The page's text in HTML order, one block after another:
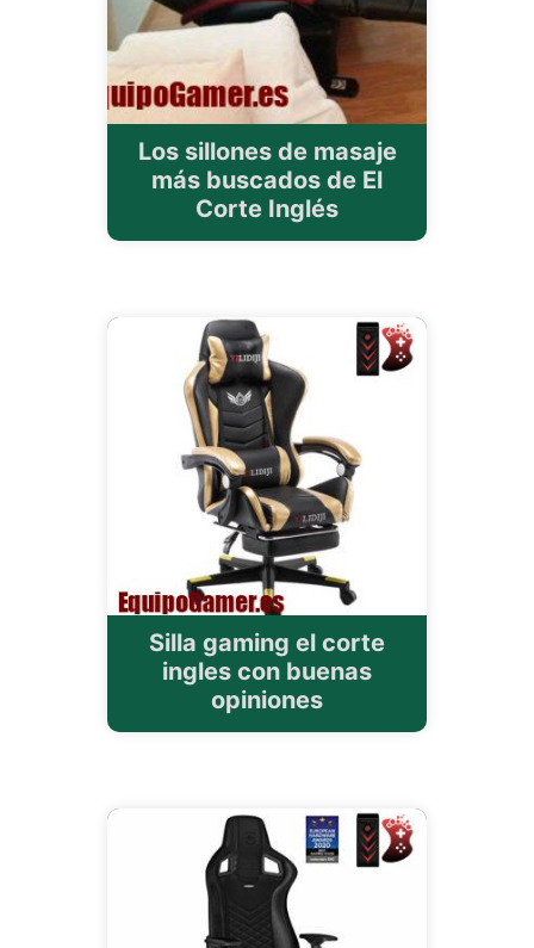
Los sillones de masaje
más buscados de El
Corte Inglés
Silla gaming el corte
ingles con buenas
opiniones